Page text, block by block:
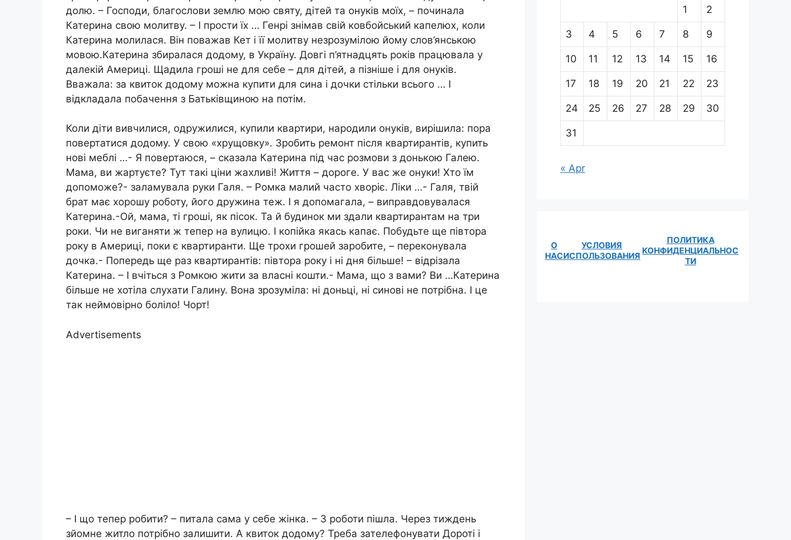
долю. – Господи, благослови землю мою святу, дітей та онуків моїх, – починала
Катерина свою молитву. – І прости їх … Генрі знімав свій ковбойський капелюх, коли
Катерина молилася. Він поважав Кет і її молитву незрозумілою йому слов’янською
мовою.Катерина збиралася додому, в Україну. Довгі п’ятнадцять років працювала y
далекій Америці. Щадила гроші не для себе – для дітей, а пізніше і для онуків.
Вважала: за квиток додому можна купити для сина і дочки стільки всього … І
відкладала побачення з Батьківщиною на потім.
Коли діти вивчилися, одружилися, купили квартири, народили онуків, вирішила: пора
повертатися додому. У свою «хрущовку». Зробить ремонт після квартирантів, купить
нові меблі …- Я повертаюся, – сказала Катерина під час розмови з донькою Галею.
Мама, ви жартуєте? Тут такі ціни жахливі! Життя – дороге. У вас же онуки! Хто їм
допоможе?- заламувала руки Галя. – Ромка малий часто хворіє. Ліки …- Галя, твій
брат має хорошу роботу, його дружина теж. І я допомагала, – виправдовувалася
Катерина.-Ой, мама, ті гроші, як пісок. Та й будинок ми здали квартирантам на три
роки. Чи не виганяти ж тепер на вулицю. І копійка якась капає. Побудьте ще півтора
року в Америці, поки є квартиранти. Ще трохи грошей заробите, – переконувала
дочка.- Попередь ще раз квартирантів: півтора року і ні дня більше! – відрізала
Катерина. – І вчіться з Ромкою жити за власні кошти.- Мама, що з вами? Ви …Катерина
більше не хотіла слухати Галину. Вона зрозуміла: ні доньці, ні синові не потрібна. І це
так неймовірно боліло! Чорт!
Advertisements
– І що тепер робити? – питала сама у себе жінка. – З роботи пішла. Через тиждень
зйомне житло потрібно залишити. А квиток додому? Треба зателефонувати Дороті і
1 2
3 4 5 6 7 8 9
10 11 12 13 14 15 16
17 18 19 20 21 22 23
24 25 26 27 28 29 30
31
« Apr
О
НАС
УСЛОВИЯ
ИСПОЛЬЗОВАНИЯ
ПОЛИТИКА
КОНФИДЕНЦИАЛЬНОС
ТИ